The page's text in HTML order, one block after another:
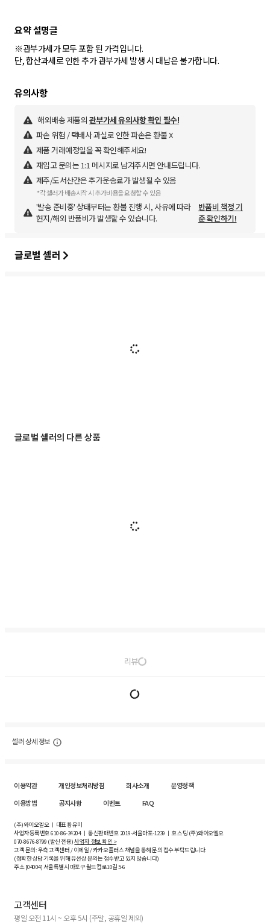
※관부가세가 모두 포함 된 가격입니다.
단, 합산과세로 인한 추가 관부가세 발생 시 대납은 불가합니다.
유의사항
해외배송 제품의 관부가세 유의사항 확인 필수!
파손 위험 / 택배사 과실로 인한 파손은 환불 X
제품 거래예정일을 꼭 확인해주세요!
재입고 문의는 1:1 메시지로 남겨주시면 안내드립니다.
제주/도서산간은 추가운송료가 발생될 수 있음
*각 셀러가 배송시작 시 추가비용을 요청할 수 있음
'발송 준비중' 상태부터는 환불 진행 시, 사유에 따라
현지/해외 반품비가 발생할 수 있습니다.
반품비 책정 기
준 확인하기!
글로벌 셀러
글로벌 셀러의 다른 상품
리뷰
셀러 상세 정보
이용약관 개인정보처리방침 회사소개
운영정책
이용방법
공지사항 이벤트 FAQ
(주)와이오엘오 ㅣ 대표 황유미
사업자등록번호610-86-34204ㅣ 통신판매번호 2019-서울마포-1239 ㅣ 호스팅 (주)와이오엘오
070-8676-8799 (발신 전용)사업자 정보 확인 >
고객 문의: 우측 고객센터 / 이메일 / 카카오플러스 채널을 통해 문의 접수 부탁드립니다.
(정확한 상담 기록을 위해 유선상 문의는 접수받고 있지 않습니다)
주소 [04004] 서울특별시 마포구 월드컵로10길5-6
고객센터
평일 오전 11시 ~ 오후 5시 (주말, 공휴일 제외)